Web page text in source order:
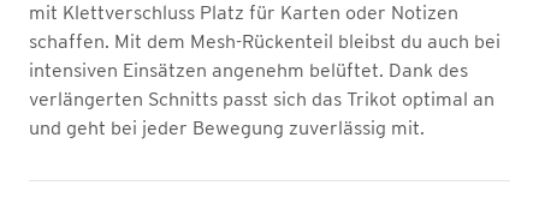
mit Klettverschluss Platz für Karten oder Notizen
schaffen. Mit dem Mesh-Rückenteil bleibst du auch bei
intensiven Einsätzen angenehm belüftet. Dank des
verlängerten Schnitts passt sich das Trikot optimal an
und geht bei jeder Bewegung zuverlässig mit.